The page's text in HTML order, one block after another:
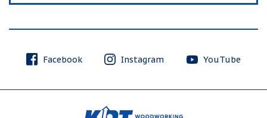
Facebook Instagram YouTube